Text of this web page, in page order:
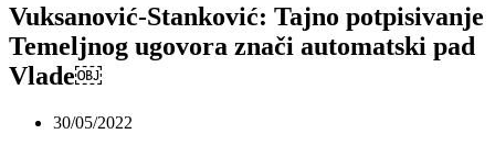
Vuksanović-Stanković: Tajno potpisivanje
Temeljnog ugovora znači automatski pad
Vlade￼
30/05/2022